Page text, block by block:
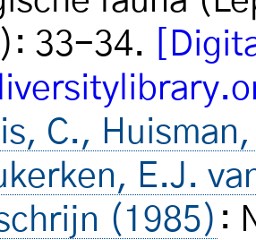
33-34.
C.,
E.J.
(1985) :